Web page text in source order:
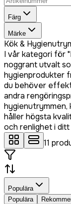
Färg
Märke
Kök &
I vår kategori för
noggrant utvalt
hygienprodukter
du behöver
andra
hygienutrymmen,
håller högsta
och renlighet i
11
Populära
Populära